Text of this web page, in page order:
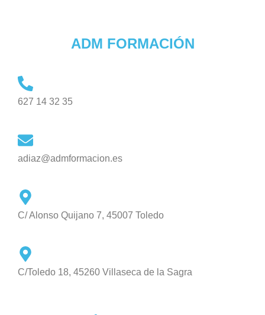
ADM FORMACIÓN
627 14 32 35
adiaz@admformacion.es
C/ Alonso Quijano 7, 45007 Toledo
C/Toledo 18, 45260 Villaseca de la Sagra